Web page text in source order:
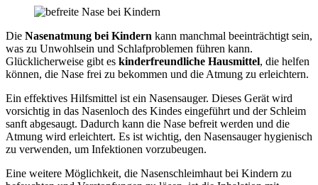
Die Nasenatmung bei Kindern kann manchmal beeinträchtigt sein,
was zu Unwohlsein und Schlafproblemen führen kann.
Glücklicherweise gibt es kinderfreundliche Hausmittel, die helfen
können, die Nase frei zu bekommen und die Atmung zu erleichtern.
Ein effektives Hilfsmittel ist ein Nasensauger. Dieses Gerät wird
vorsichtig in das Nasenloch des Kindes eingeführt und der Schleim
sanft abgesaugt. Dadurch kann die Nase befreit werden und die
Atmung wird erleichtert. Es ist wichtig, den Nasensauger hygienisch
zu verwenden, um Infektionen vorzubeugen.
Eine weitere Möglichkeit, die Nasenschleimhaut bei Kindern zu